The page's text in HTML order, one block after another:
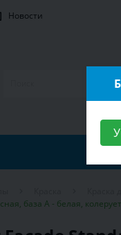
Новости
база A - белая,